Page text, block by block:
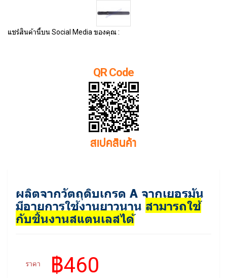
แชร์สินค้านี้บน Social Media ของคุณ :
QR Code
สเปคสินค้า
ผลิตจากวัตถุดิบเกรด A จากเยอรมัน
มีอายุการใช้งานยาวนาน สามารถใช้
กับชิ้นงานสแตนเลสได้
ราคา ฿460